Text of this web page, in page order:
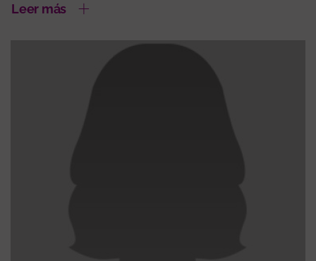
Leer más